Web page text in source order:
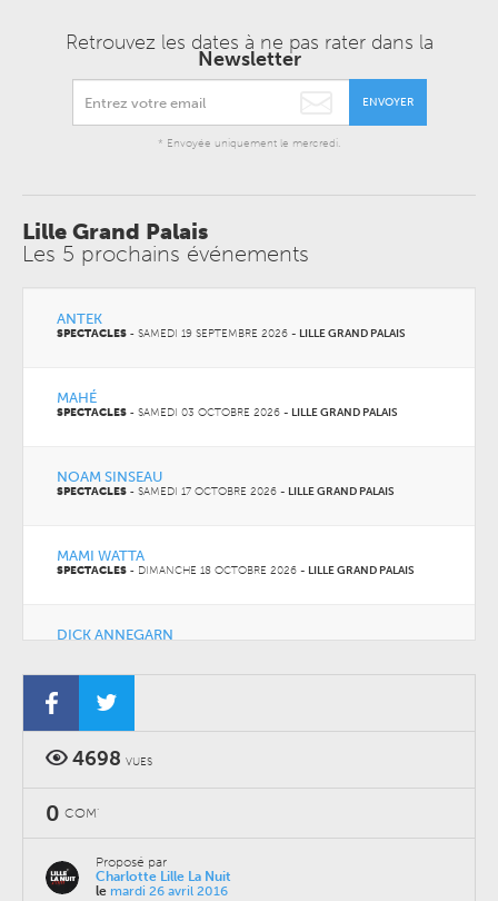
Retrouvez les dates à ne pas rater dans la
Newsletter
ENVOYER
* Envoyée uniquement le mercredi.
Lille Grand Palais
Les 5 prochains événements
ANTEK
SPECTACLES - SAMEDI 19 SEPTEMBRE 2026 - LILLE GRAND PALAIS
MAHÉ
SPECTACLES - SAMEDI 03 OCTOBRE 2026 - LILLE GRAND PALAIS
NOAM SINSEAU
SPECTACLES - SAMEDI 17 OCTOBRE 2026 - LILLE GRAND PALAIS
MAMI WATTA
SPECTACLES - DIMANCHE 18 OCTOBRE 2026 - LILLE GRAND PALAIS
DICK ANNEGARN
4698 VUES
0 COM'
Proposé par
Charlotte Lille La Nuit
le mardi 26 avril 2016